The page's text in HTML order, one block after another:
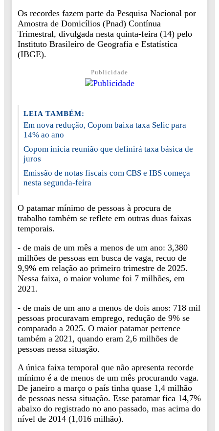
Os recordes fazem parte da Pesquisa Nacional por
Amostra de Domicílios (Pnad) Contínua
Trimestral, divulgada nesta quinta-feira (14) pelo
Instituto Brasileiro de Geografia e Estatística
(IBGE).
Publicidade
LEIA TAMBÉM:
Em nova redução, Copom baixa taxa Selic para
14% ao ano
Copom inicia reunião que definirá taxa básica de
juros
Emissão de notas fiscais com CBS e IBS começa
nesta segunda-feira
O patamar mínimo de pessoas à procura de
trabalho também se reflete em outras duas faixas
temporais.
- de mais de um mês a menos de um ano: 3,380
milhões de pessoas em busca de vaga, recuo de
9,9% em relação ao primeiro trimestre de 2025.
Nessa faixa, o maior volume foi 7 milhões, em
2021.
- de mais de um ano a menos de dois anos: 718 mil
pessoas procuravam emprego, redução de 9% se
comparado a 2025. O maior patamar pertence
também a 2021, quando eram 2,6 milhões de
pessoas nessa situação.
A única faixa temporal que não apresenta recorde
mínimo é a de menos de um mês procurando vaga.
De janeiro a março o país tinha quase 1,4 milhão
de pessoas nessa situação. Esse patamar fica 14,7%
abaixo do registrado no ano passado, mas acima do
nível de 2014 (1,016 milhão).